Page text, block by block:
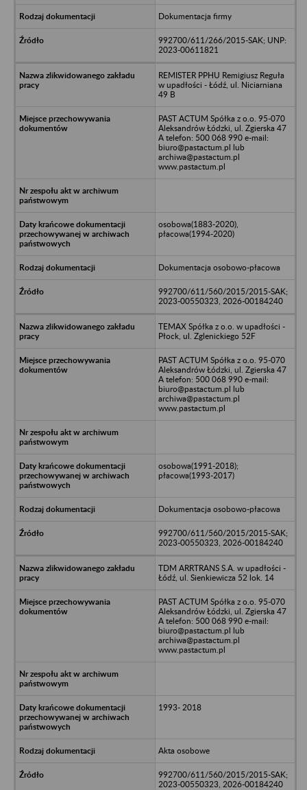
Dokumentacja firmy
992700/611/266/2015-SAK; UNP:
2023-00611821
REMISTER PPHU Remigiusz Reguła
w upadłości - Łódź, ul. Niciarniana
49 B
PAST ACTUM Spółka z o.o. 95-070
Aleksandrów Łódzki, ul. Zgierska 47
A telefon: 500 068 990 e-mail:
biuro@pastactum.pl lub
archiwa@pastactum.pl
www.pastactum.pl
osobowa(1883-2020),
płacowa(1994-2020)
Dokumentacja osobowo-płacowa
992700/611/560/2015/2015-SAK;
2023-00550323, 2026-00184240
TEMAX Spółka z o.o. w upadłości -
Płock, ul. Zglenickiego 52F
PAST ACTUM Spółka z o.o. 95-070
Aleksandrów Łódzki, ul. Zgierska 47
A telefon: 500 068 990 e-mail:
biuro@pastactum.pl lub
archiwa@pastactum.pl
www.pastactum.pl
osobowa(1991-2018);
płacowa(1993-2017)
Dokumentacja osobowo-płacowa
992700/611/560/2015/2015-SAK;
2023-00550323, 2026-00184240
TDM ARRTRANS S.A. w upadłości -
Łódź, ul. Sienkiewicza 52 lok. 14
PAST ACTUM Spółka z o.o. 95-070
Aleksandrów Łódzki, ul. Zgierska 47
A telefon: 500 068 990 e-mail:
biuro@pastactum.pl lub
archiwa@pastactum.pl
www.pastactum.pl
1993- 2018
Akta osobowe
992700/611/560/2015/2015-SAK;
2023-00550323, 2026-00184240